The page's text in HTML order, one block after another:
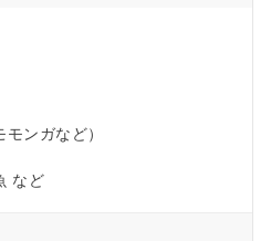
ンガなど）
など